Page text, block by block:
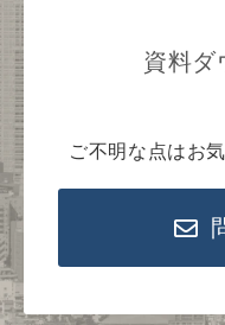
資料ダ
ご不明な点はお